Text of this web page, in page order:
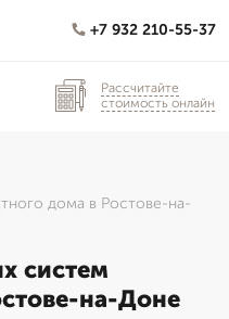
+7 932 210-55-37
Рассчитайте
стоимость онлайн
дома в Ростове-на-
систем
на-Доне